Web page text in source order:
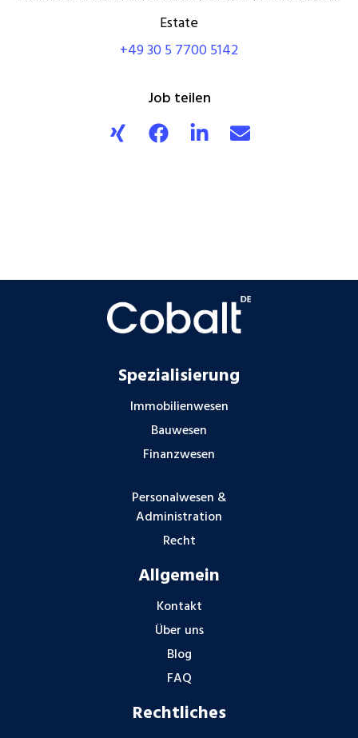
Estate
+49 30 5 7700 5142
Job teilen
Spezialisierung
Immobilienwesen
Bauwesen
Finanzwesen
Personalwesen &
Administration
Recht
Allgemein
Kontakt
Über uns
Blog
FAQ
Rechtliches